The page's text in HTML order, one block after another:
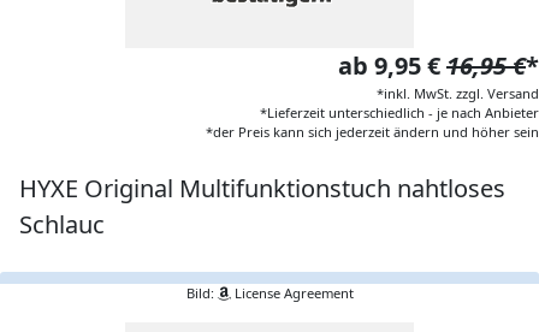
ab 9,95 €16,95 €*
*inkl. MwSt. zzgl. Versand
*Lieferzeit unterschiedlich - je nach Anbieter
*der Preis kann sich jederzeit ändern und höher sein
HYXE Original Multifunktionstuch nahtloses
Schlauc
Bild: License Agreement